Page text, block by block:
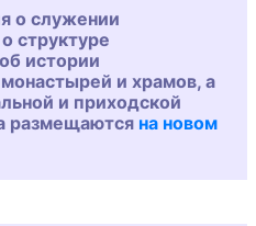
о служении
структуре
истории
и храмов, а
и приходской
размещаются на новом